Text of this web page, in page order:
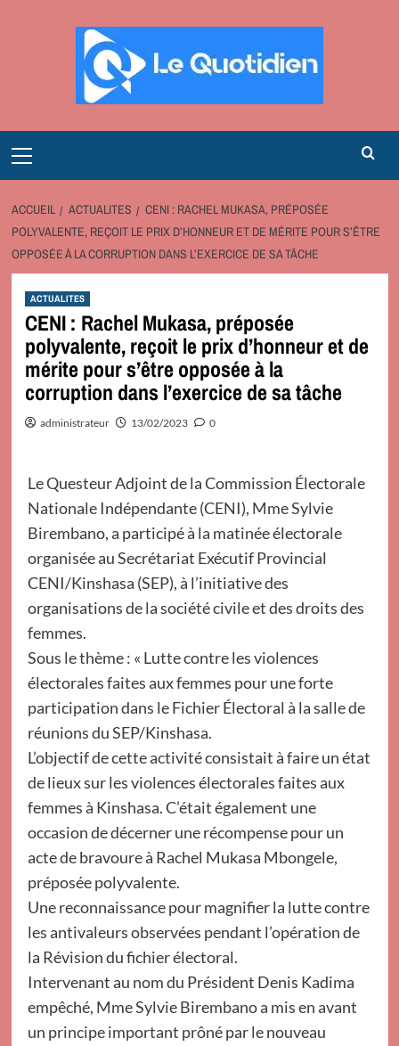
Menu
ACCUEIL ACTUALITES
CENI : RACHEL MUKASA, PRÉPOSÉE
POLYVALENTE, REÇOIT LE PRIX D’HONNEUR ET DE MÉRITE POUR S’ÊTRE
OPPOSÉE À LA CORRUPTION DANS L’EXERCICE DE SA TÂCHE
ACTUALITES
CENI : Rachel Mukasa, préposée
polyvalente, reçoit le prix d’honneur et de
mérite pour s’être opposée à la
corruption dans l’exercice de sa tâche
administrateur 13/02/2023 0
Le Questeur Adjoint de la Commission Électorale
Nationale Indépendante (CENI), Mme Sylvie
Birembano, a participé à la matinée électorale
organisée au Secrétariat Exécutif Provincial
CENI/Kinshasa (SEP), à l’initiative des
organisations de la société civile et des droits des
femmes.
Sous le thème : « Lutte contre les violences
électorales faites aux femmes pour une forte
participation dans le Fichier Électoral à la salle de
réunions du SEP/Kinshasa.
L’objectif de cette activité consistait à faire un état
de lieux sur les violences électorales faites aux
femmes à Kinshasa. C’était également une
occasion de décerner une récompense pour un
acte de bravoure à Rachel Mukasa Mbongele,
préposée polyvalente.
Une reconnaissance pour magnifier la lutte contre
les antivaleurs observées pendant l’opération de
la Révision du fichier électoral.
Intervenant au nom du Président Denis Kadima
empêché, Mme Sylvie Birembano a mis en avant
un principe important prôné par le nouveau